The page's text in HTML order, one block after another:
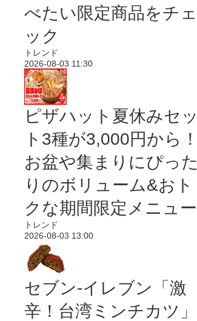
べたい限定商品をチェ
ック
トレンド
2026-08-03 11:30
ピザハット夏休みセッ
ト3種が3,000円から！
お盆や集まりにぴった
りのボリューム&おト
クな期間限定メニュー
トレンド
2026-08-03 13:00
セブン-イレブン「激
辛！台湾ミンチカツ」